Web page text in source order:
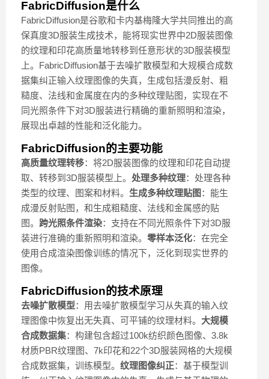
FabricDiffusion是什么
FabricDiffusion是谷歌和卡内基梅隆大学共同推出的高
保真度3D服装生成技术，能将现实世界中2D服装图像
的纹理和印花高质量地转移到任意形状的3D服装模型
上。FabricDiffusion基于去噪扩散模型和大规模合成数
据集纠正输入纹理图像的失真，生成包括漫反射、粗
糙度、法线和金属度在内的多种纹理贴图，实现在不
同光照条件下对3D服装进行精确的重新照明和渲染，
展现出卓越的性能和泛化能力。
FabricDiffusion的主要功能
高质量纹理转移：将2D服装图像的纹理和印花自动提
取、转移到3D服装模型上。 处理多种纹理：处理各种
类型的纹理、图案和材料。 生成多种纹理贴图 ：能生
成漫反射贴图，和生成粗糙度、法线和金属感的贴
图。 跨光照条件渲染：支持在不同光照条件下对3D服
装进行准确的重新照明和渲染。 零样本泛化：在完全
使用合成渲染图像训练的情况下，泛化到现实世界的
图像。
FabricDiffusion的技术原理
去噪扩散模型：用去噪扩散模型学习从失真的输入纹
理图像中恢复出无失真、可平铺的纹理材料。 大规模
合成数据集：构建包含超过100k纺织颜色图像、3.8k
材质PBR纹理图、7k印花和22个3D服装网格的大规模
合成数据集，训练模型。 纹理图像纠正：基于模型训